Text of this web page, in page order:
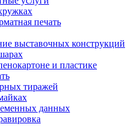
печать
выставочных конструкций
и пластике
тиражей
данных